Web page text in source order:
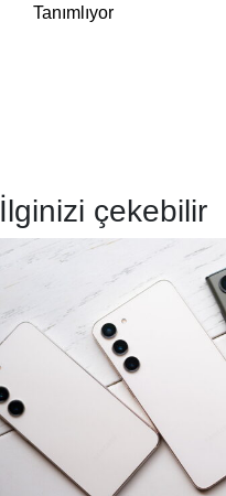
Tanımlıyor
İlginizi çekebilir